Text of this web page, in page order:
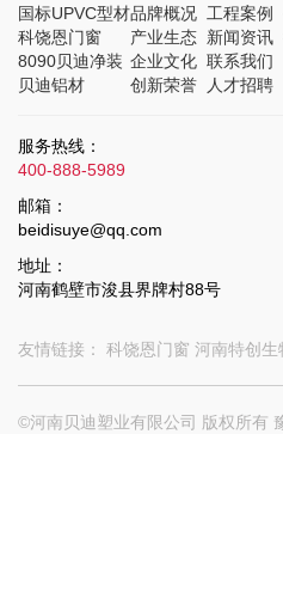
国标UPVC型材
科饶恩门窗
8090贝迪净装
贝迪铝材
品牌概况
产业生态
企业文化
创新荣誉
工程案例
新闻资讯
联系我们
人才招聘
服务热线：
400-888-5989
邮箱：
beidisuye@qq.com
地址：
河南鹤壁市浚县界牌村88号
友情链接： 科饶恩门窗 河南特创生
©河南贝迪塑业有限公司 版权所有